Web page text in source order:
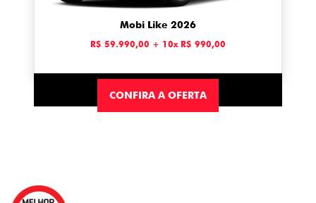
Mobi Like 2026
R$ 59.990,00 + 10x R$ 990,00
CONFIRA A OFERTA